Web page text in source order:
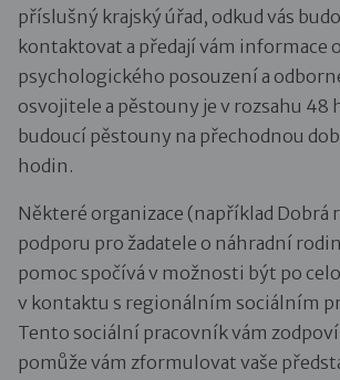
příslušný krajský úřad, odkud vás
kontaktovat a předají vám informace
psychologického posouzení a
osvojitele a pěstouny je v rozsahu 48
budoucí pěstouny na přechodnou
hodin.
Některé organizace (například Dobrá
podporu pro žadatele o náhradní
pomoc spočívá v možnosti být po
v kontaktu s regionálním sociálním
Tento sociální pracovník vám
pomůže vám zformulovat vaše